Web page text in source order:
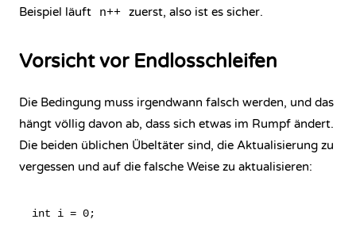
Beispiel läuft
n++ zuerst, also ist es sicher.
Vorsicht vor Endlosschleifen
Die Bedingung muss irgendwann falsch werden, und das
hängt völlig davon ab, dass sich etwas im Rumpf ändert.
Die beiden üblichen Übeltäter sind, die Aktualisierung zu
vergessen und auf die falsche Weise zu aktualisieren:
int i = 0;